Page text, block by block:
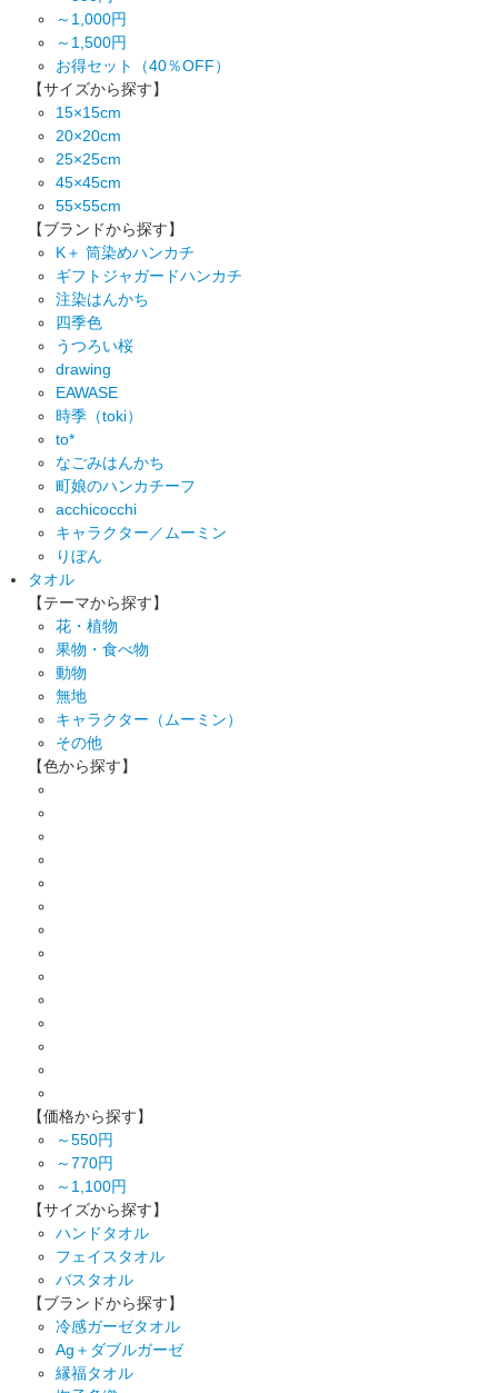
～1,000円
～1,500円
お得セット（40％OFF）
【サイズから探す】
15×15cm
20×20cm
25×25cm
45×45cm
55×55cm
【ブランドから探す】
K＋ 筒染めハンカチ
ギフトジャガードハンカチ
注染はんかち
四季色
うつろい桜
drawing
EAWASE
時季（toki）
to*
なごみはんかち
町娘のハンカチーフ
acchicocchi
キャラクター／ムーミン
りぼん
タオル
【テーマから探す】
花・植物
果物・食べ物
動物
無地
キャラクター（ムーミン）
その他
【色から探す】
【価格から探す】
～550円
～770円
～1,100円
【サイズから探す】
ハンドタオル
フェイスタオル
バスタオル
【ブランドから探す】
冷感ガーゼタオル
Ag＋ダブルガーゼ
縁福タオル